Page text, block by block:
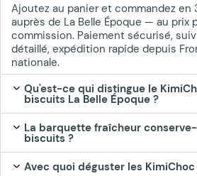
Ajoutez au panier et commandez
auprès de La Belle Époque — au prix
commission. Paiement sécurisé,
détaillé, expédition rapide depuis
nationale.
Qu'est-ce qui distingue le
biscuits La Belle Époque ?
La barquette fraîcheur
biscuits ?
Avec quoi déguster les KimiChoc